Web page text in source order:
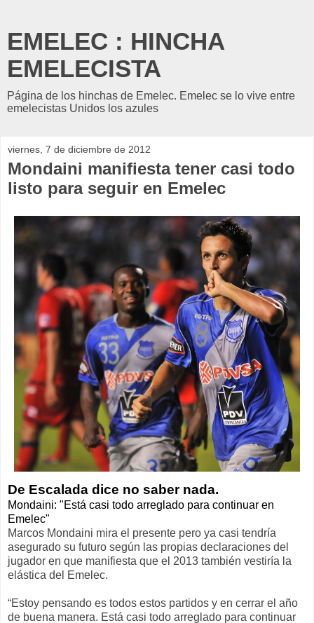
EMELEC : HINCHA
EMELECISTA
Página de los hinchas de Emelec. Emelec se lo vive entre
emelecistas Unidos los azules
viernes, 7 de diciembre de 2012
Mondaini manifiesta tener casi todo
listo para seguir en Emelec
De Escalada dice no saber nada.
Mondaini: "Está casi todo arreglado para continuar en
Emelec"
Marcos Mondaini mira el presente pero ya casi tendría
asegurado su futuro según las propias declaraciones del
jugador en que manifiesta que el 2013 también vestiría la
elástica del Emelec.
“Estoy pensando es todos estos partidos y en cerrar el año
de buena manera. Está casi todo arreglado para continuar